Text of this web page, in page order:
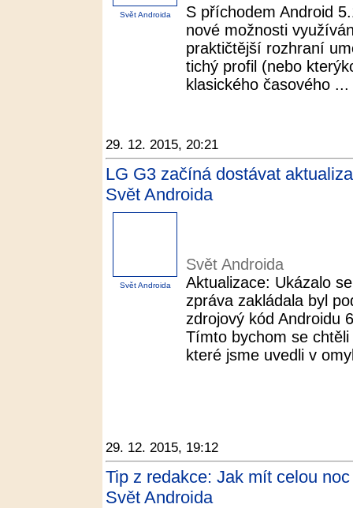
Svět Androida
S příchodem Android
nové možnosti
praktičtější rozhraní
tichý profil (nebo
klasického časového ...
29. 12. 2015, 20:21
LG G3 začíná dostávat
Svět Androida
Svět Androida
Svět Androida
Aktualizace: Ukázalo
zpráva zakládala byl
zdrojový kód Androidu
Tímto bychom se
které jsme uvedli v
29. 12. 2015, 19:12
Tip z redakce: Jak mít celou
Svět Androida